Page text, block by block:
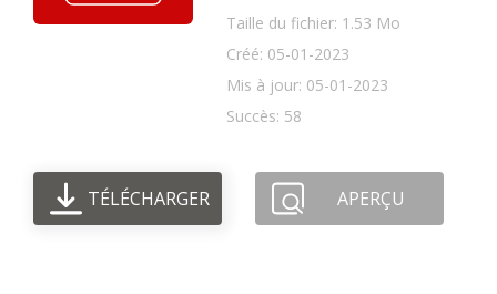
Taille du fichier: 1.53 Mo
Créé: 05-01-2023
Mis à jour: 05-01-2023
Succès: 58
TÉLÉCHARGER APERÇU